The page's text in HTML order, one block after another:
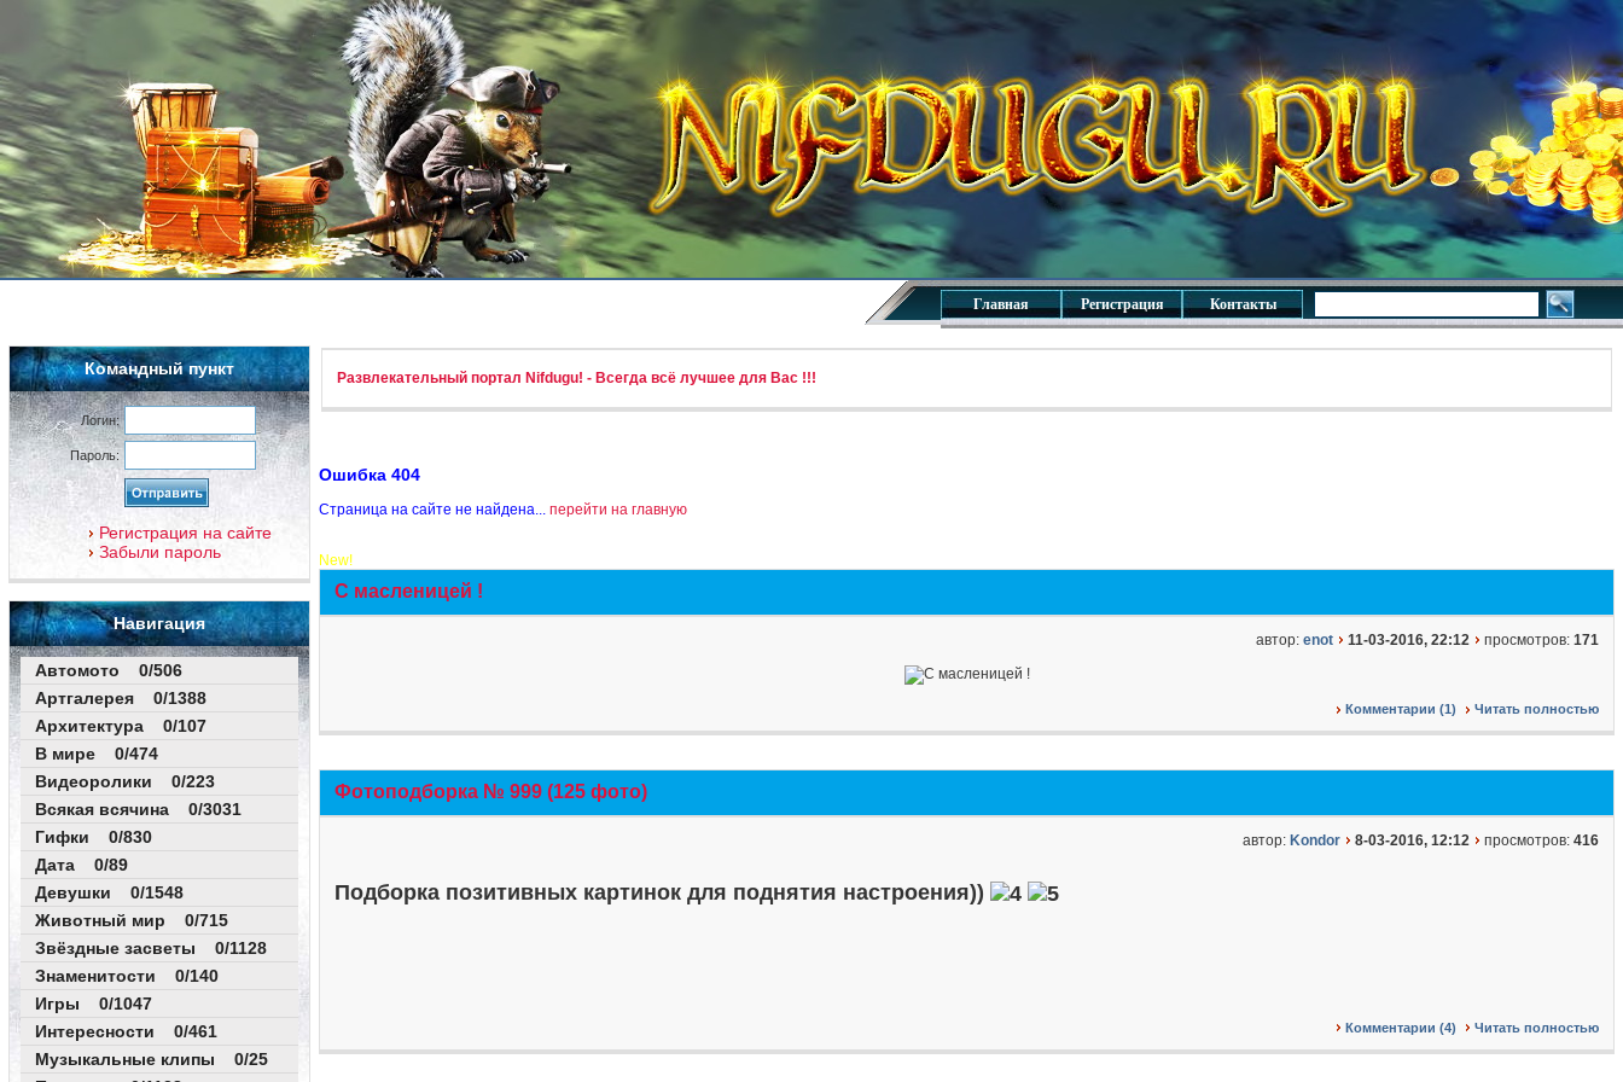
Главная Регистрация Контакты
Командный пункт
Логин:
Пароль:
Регистрация на сайте
Забыли пароль
Навигация
Автомото 0/506
Артгалерея 0/1388
Архитектура 0/107
В мире 0/474
Видеоролики 0/223
Всякая всячина 0/3031
Гифки 0/830
Дата 0/89
Девушки 0/1548
Животный мир 0/715
Звёздные засветы 0/1128
Знаменитости 0/140
Игры 0/1047
Интересности 0/461
Музыкальные клипы 0/25
Развлекательный портал Nifdugu! - Всегда всё лучшее для Вас !!!
Ошибка 404
Страница на сайте не найдена... перейти на главную
New!
С масленицей !
автор: enot 11-03-2016, 22:12 просмотров: 171
Комментарии (1) Читать полностью
Фотоподборка № 999 (125 фото)
автор: Kondor 8-03-2016, 12:12 просмотров: 416
Подборка позитивных картинок для поднятия настроения))
Комментарии (4) Читать полностью